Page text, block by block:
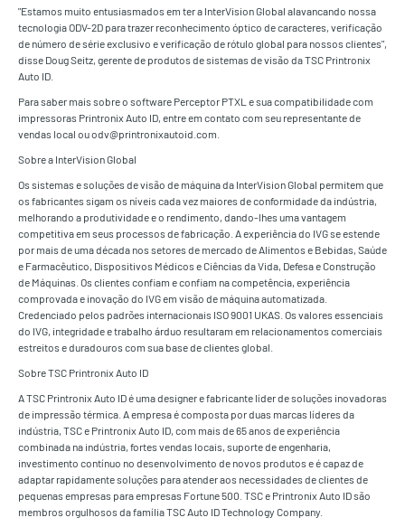
"Estamos muito entusiasmados em ter a InterVision Global alavancando nossa
tecnologia ODV-2D para trazer reconhecimento óptico de caracteres, verificação
de número de série exclusivo e verificação de rótulo global para nossos clientes",
disse Doug Seitz, gerente de produtos de sistemas de visão da TSC Printronix
Auto ID.
Para saber mais sobre o software Perceptor PTXL e sua compatibilidade com
impressoras Printronix Auto ID, entre em contato com seu representante de
vendas local ou odv@printronixautoid.com.
Sobre a InterVision Global
Os sistemas e soluções de visão de máquina da InterVision Global permitem que
os fabricantes sigam os níveis cada vez maiores de conformidade da indústria,
melhorando a produtividade e o rendimento, dando-lhes uma vantagem
competitiva em seus processos de fabricação. A experiência do IVG se estende
por mais de uma década nos setores de mercado de Alimentos e Bebidas, Saúde
e Farmacêutico, Dispositivos Médicos e Ciências da Vida, Defesa e Construção
de Máquinas. Os clientes confiam e confiam na competência, experiência
comprovada e inovação do IVG em visão de máquina automatizada.
Credenciado pelos padrões internacionais ISO 9001 UKAS. Os valores essenciais
do IVG, integridade e trabalho árduo resultaram em relacionamentos comerciais
estreitos e duradouros com sua base de clientes global.
Sobre TSC Printronix Auto ID
A TSC Printronix Auto ID é uma designer e fabricante líder de soluções inovadoras
de impressão térmica. A empresa é composta por duas marcas líderes da
indústria, TSC e Printronix Auto ID, com mais de 65 anos de experiência
combinada na indústria, fortes vendas locais, suporte de engenharia,
investimento contínuo no desenvolvimento de novos produtos e é capaz de
adaptar rapidamente soluções para atender aos necessidades de clientes de
pequenas empresas para empresas Fortune 500. TSC e Printronix Auto ID são
membros orgulhosos da família TSC Auto ID Technology Company.